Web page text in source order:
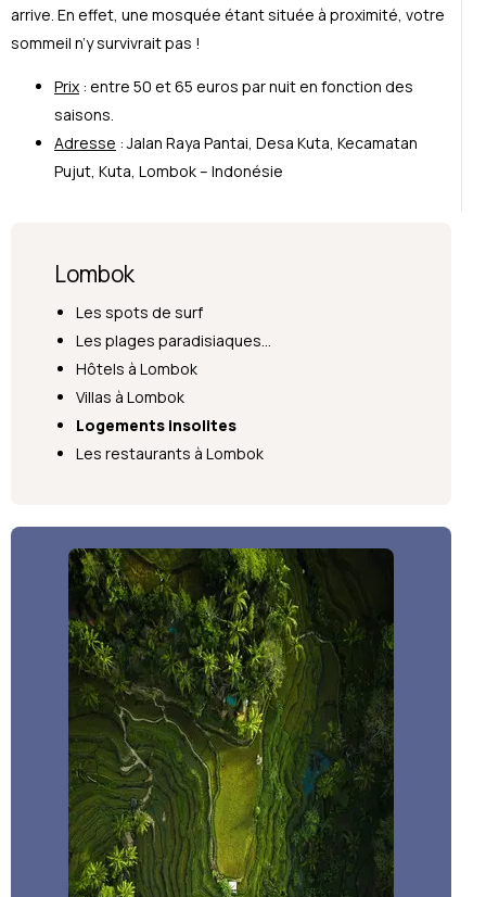
arrive. En effet, une mosquée étant située à proximité, votre
sommeil n’y survivrait pas !
Prix : entre 50 et 65 euros par nuit en fonction des
saisons.
Adresse : Jalan Raya Pantai, Desa Kuta, Kecamatan
Pujut, Kuta, Lombok – Indonésie
Lombok
Les spots de surf
Les plages paradisiaques…
Hôtels à Lombok
Villas à Lombok
Logements insolites
Les restaurants à Lombok